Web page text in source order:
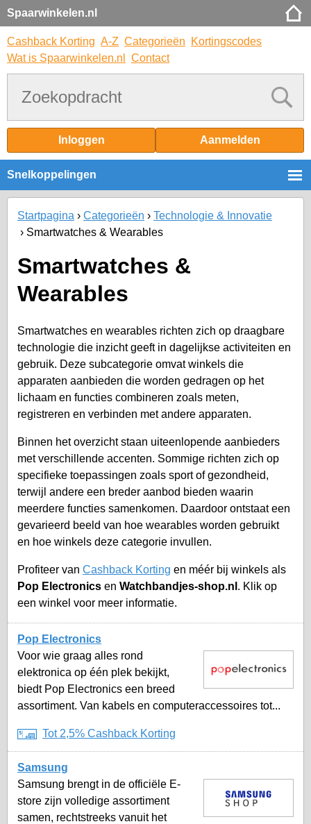
Spaarwinkelen.nl
Cashback Korting A-Z Categorieën
Kortingscodes
Wat is Spaarwinkelen.nl
Contact
Inloggen Aanmelden
Snelkoppelingen
Startpagina Categorieën
Technologie & Innovatie
Smartwatches & Wearables
Smartwatches &
Wearables
Smartwatches en wearables richten zich op draagbare
technologie die inzicht geeft in dagelijkse activiteiten en
gebruik. Deze subcategorie omvat winkels die
apparaten aanbieden die worden gedragen op het
lichaam en functies combineren zoals meten,
registreren en verbinden met andere apparaten.
Binnen het overzicht staan uiteenlopende aanbieders
met verschillende accenten. Sommige richten zich op
specifieke toepassingen zoals sport of gezondheid,
terwijl andere een breder aanbod bieden waarin
meerdere functies samenkomen. Daardoor ontstaat een
gevarieerd beeld van hoe wearables worden gebruikt
en hoe winkels deze categorie invullen.
Profiteer van Cashback Korting en méér bij winkels als
Pop Electronics en Watchbandjes-shop.nl . Klik op
een winkel voor meer informatie.
Pop Electronics
Voor wie graag alles rond
elektronica op één plek bekijkt,
biedt Pop Electronics een breed
assortiment. Van kabels en computeraccessoires tot...
Tot 2,5% Cashback Korting
Samsung
Samsung brengt in de officiële E-
store zijn volledige assortiment
samen, rechtstreeks vanuit het